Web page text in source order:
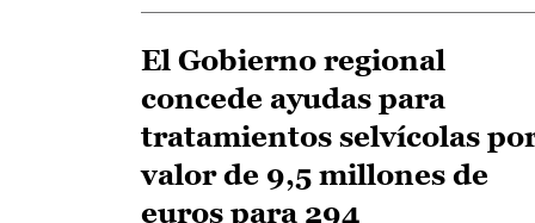
El Gobierno regional
concede ayudas para
tratamientos selvícolas
valor de 9,5 millones de
euros para 294